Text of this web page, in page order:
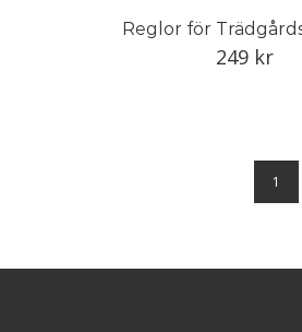
249 kr
1